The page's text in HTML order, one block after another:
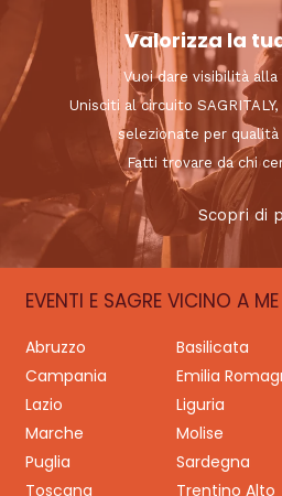
Valorizza la
Vuoi dare visibilità alla
Unisciti al circuito
selezionate per
Fatti trovare da chi
Scopri di
EVENTI E SAGRE VICINO A ME
Abruzzo Basilicata
Campania
Emilia
Lazio
Liguria
Marche
Molise
Puglia
Sardegna
Toscana
Trentino Alto